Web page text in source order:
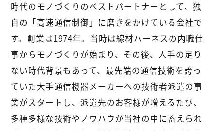
時代のモノづくりのベストパートナーとして、独
自の「高速通信制御」に磨きをかけている会社で
す。創業は1974年。当時は線材ハーネスの内職仕
事からモノづくりが始まり、その後、人手の足り
ない時代背景もあって、最先端の通信技術を誇っ
ていた大手通信機器メーカーへの技術者派遣の事
業がスタートし、派遣先のお客様が増えるたび、
多種多様な技術やノウハウが当社の中に蓄えられ